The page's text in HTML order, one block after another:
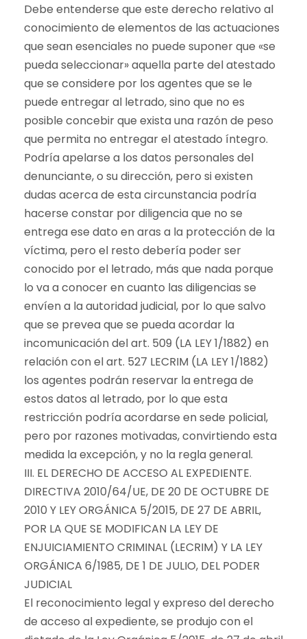
Debe entenderse que este derecho relativo al
conocimiento de elementos de las actuaciones
que sean esenciales no puede suponer que «se
pueda seleccionar» aquella parte del atestado
que se considere por los agentes que se le
puede entregar al letrado, sino que no es
posible concebir que exista una razón de peso
que permita no entregar el atestado íntegro.
Podría apelarse a los datos personales del
denunciante, o su dirección, pero si existen
dudas acerca de esta circunstancia podría
hacerse constar por diligencia que no se
entrega ese dato en aras a la protección de la
víctima, pero el resto debería poder ser
conocido por el letrado, más que nada porque
lo va a conocer en cuanto las diligencias se
envíen a la autoridad judicial, por lo que salvo
que se prevea que se pueda acordar la
incomunicación del art. 509 (LA LEY 1/1882) en
relación con el art. 527 LECRIM (LA LEY 1/1882)
los agentes podrán reservar la entrega de
estos datos al letrado, por lo que esta
restricción podría acordarse en sede policial,
pero por razones motivadas, convirtiendo esta
medida la excepción, y no la regla general.
III. EL DERECHO DE ACCESO AL EXPEDIENTE.
DIRECTIVA 2010/64/UE, DE 20 DE OCTUBRE DE
2010 Y LEY ORGÁNICA 5/2015, DE 27 DE ABRIL,
POR LA QUE SE MODIFICAN LA LEY DE
ENJUICIAMIENTO CRIMINAL (LECRIM) Y LA LEY
ORGÁNICA 6/1985, DE 1 DE JULIO, DEL PODER
JUDICIAL
El reconocimiento legal y expreso del derecho
de acceso al expediente, se produjo con el